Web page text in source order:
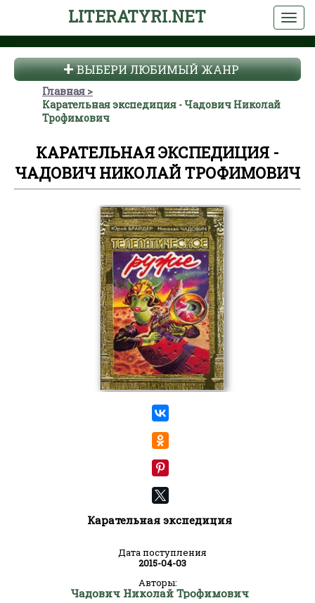
LITERATYRI.NET
ВЫБЕРИ ЛЮБИМЫЙ ЖАНР
Главная
Карательная экспедиция - Чадович Николай
Трофимович
КАРАТЕЛЬНАЯ ЭКСПЕДИЦИЯ -
ЧАДОВИЧ НИКОЛАЙ ТРОФИМОВИЧ
Карательная экспедиция
Дата поступления
2015-04-03
Авторы:
Чадович Николай Трофимович